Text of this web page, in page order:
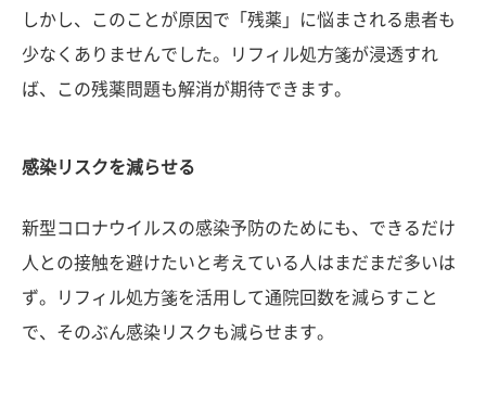
しかし、このことが原因で「残薬」に悩まされる患者も
少なくありませんでした。リフィル処方箋が浸透すれ
ば、この残薬問題も解消が期待できます。
感染リスクを減らせる
新型コロナウイルスの感染予防のためにも、できるだけ
人との接触を避けたいと考えている人はまだまだ多いは
ず。リフィル処方箋を活用して通院回数を減らすこと
で、そのぶん感染リスクも減らせます。